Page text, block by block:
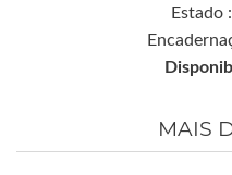
Estado
MAIS